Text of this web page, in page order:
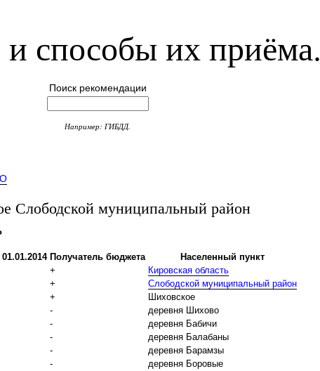
способы их приёма.
Поиск рекомендации
Например: ГИБДД.
муниципальный район
Получатель бюджета
Населенный пункт
+
Кировская область
+
Слободской муниципальный район
+
Шиховское
-
деревня Шихово
-
деревня Бабичи
-
деревня Балабаны
-
деревня Барамзы
-
деревня Боровые